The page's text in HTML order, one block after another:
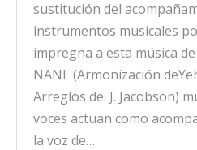
sustitución del
instrumentos musicales
impregna a esta música
NANI (Armonización
Arreglos de. J. Jacobson)
voces actuan como
la voz de…